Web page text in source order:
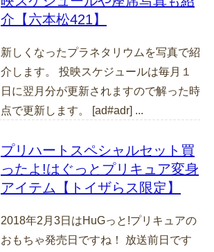
介【六本松421】
新しくなったプラネタリウムを写真で紹
介します。 投映スケジュールは毎月１
日に翌月分が更新されますので解った時
点で更新します。 [ad#adr] ...
プリハートスペシャルセット買
ったよ!はぐっとプリキュア変身
アイテム【トイザらス限定】
2018年2月3日はHuGっと!プリキュアの
おもちゃ発売日ですね！ 放送前日です